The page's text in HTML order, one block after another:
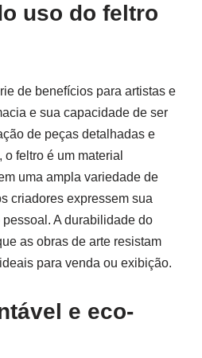
uso do feltro
de benefícios para artistas e
e sua capacidade de ser
de peças detalhadas e
feltro é um material
uma ampla variedade de
criadores expressem sua
A durabilidade do
as obras de arte resistam
para venda ou exibição.
e eco-